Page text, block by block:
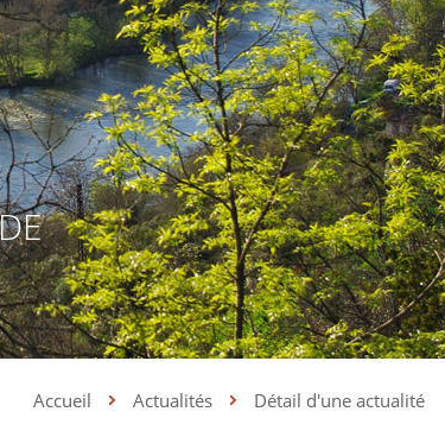
Accueil Actualités Détail d'une actualité